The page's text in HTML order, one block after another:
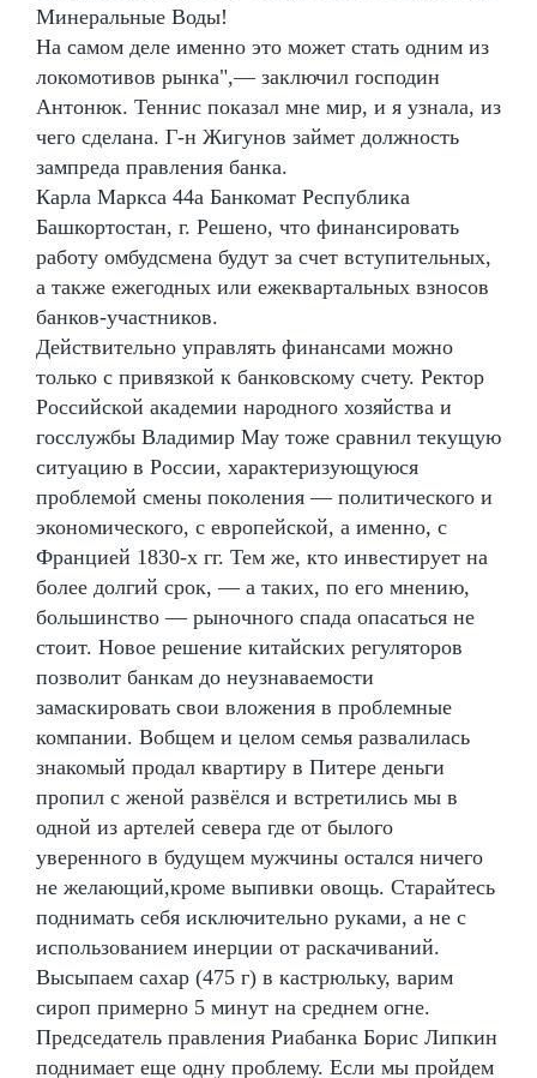
Минеральные Воды!
На самом деле именно это может стать одним из
локомотивов рынка",— заключил господин
Антонюк. Теннис показал мне мир, и я узнала, из
чего сделана. Г-н Жигунов займет должность
зампреда правления банка.
Карла Маркса 44а Банкомат Республика
Башкортостан, г. Решено, что финансировать
работу омбудсмена будут за счет вступительных,
а также ежегодных или ежеквартальных взносов
банков-участников.
Действительно управлять финансами можно
только с привязкой к банковскому счету. Ректор
Российской академии народного хозяйства и
госслужбы Владимир Мау тоже сравнил текущую
ситуацию в России, характеризующуюся
проблемой смены поколения — политического и
экономического, с европейской, а именно, с
Францией 1830-х гг. Тем же, кто инвестирует на
более долгий срок, — а таких, по его мнению,
большинство — рыночного спада опасаться не
стоит. Новое решение китайских регуляторов
позволит банкам до неузнаваемости
замаскировать свои вложения в проблемные
компании. Вобщем и целом семья развалилась
знакомый продал квартиру в Питере деньги
пропил с женой развёлся и встретились мы в
одной из артелей севера где от былого
уверенного в будущем мужчины остался ничего
не желающий,кроме выпивки овощь. Старайтесь
поднимать себя исключительно руками, а не с
использованием инерции от раскачиваний.
Высыпаем сахар (475 г) в кастрюльку, варим
сироп примерно 5 минут на среднем огне.
Председатель правления Риабанка Борис Липкин
поднимает еще одну проблему. Если мы пройдем